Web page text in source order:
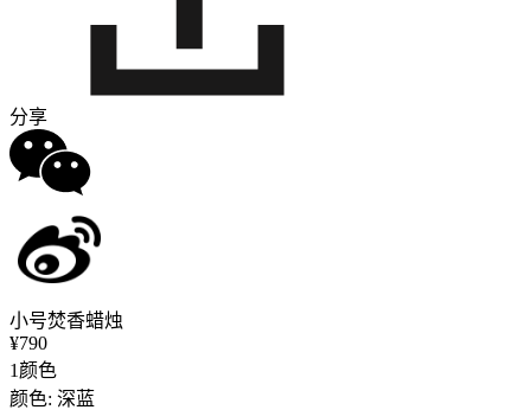
分享
小号焚香蜡烛
¥790
1颜色
颜色: 深蓝